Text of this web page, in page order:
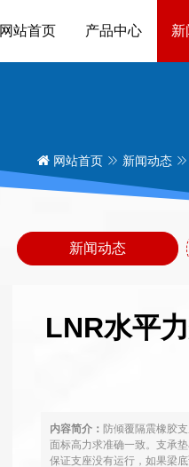
网站首页 产品中心 新
网站首页 新闻动态
新闻动态
LNR水平
内容简介： 防倾覆隔震橡胶
面标高力求准确一致。支承
保证支座没有运行，如果梁